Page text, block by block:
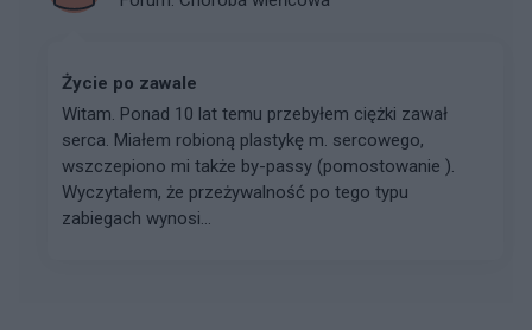
Życie po zawale
Witam. Ponad 10 lat temu przebyłem ciężki zawał
serca. Miałem robioną plastykę m. sercowego,
wszczepiono mi także by-passy (pomostowanie ).
Wyczytałem, że przeżywalność po tego typu
zabiegach wynosi...